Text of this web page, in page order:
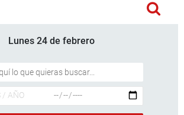
Lunes 24 de febrero